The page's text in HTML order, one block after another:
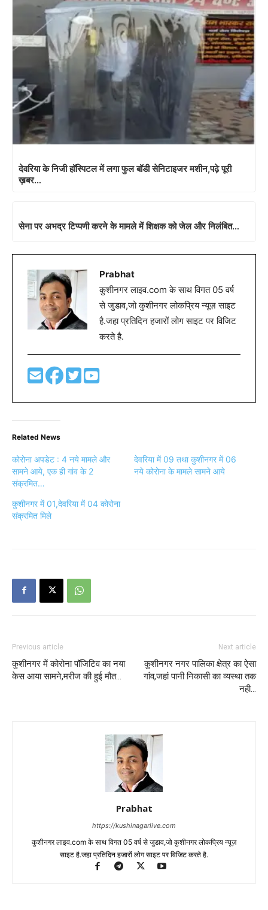
देवरिया के निजी हॉस्पिटल में लगा फुल बॉडी सेनिटाइजर मशीन,पढ़े पूरी
ख़बर…
सेना पर अभद्र टिप्पणी करने के मामले में शिक्षक को जेल और निलंबित…
Prabhat
कुशीनगर लाइव.com के साथ विगत 05 वर्ष
से जुडाव,जो कुशीनगर लोकप्रिय न्यूज़ साइट
है.जहा प्रतिदिन हजारों लोग साइट पर विजिट
करते है.
Related News
कोरोना अपडेट : 4 नये मामले और
सामने आये, एक ही गांव के 2
संक्रमित…
देवरिया में 09 तथा कुशीनगर में 06
नये कोरोना के मामले सामने आये
कुशीनगर में 01,देवरिया में 04 कोरोना
संक्रमित मिले
Previous article
कुशीनगर में कोरोना पॉजिटिव का नया
केस आया सामने,मरीज की हुई मौत…
Next article
कुशीनगर नगर पालिका क्षेत्र का ऐसा
गांव,जहां पानी निकासी का व्यस्था तक
नही…
Prabhat
https://kushinagarlive.com
कुशीनगर लाइव.com के साथ विगत 05 वर्ष से जुडाव,जो कुशीनगर लोकप्रिय न्यूज़
साइट है.जहा प्रतिदिन हजारों लोग साइट पर विजिट करते है.